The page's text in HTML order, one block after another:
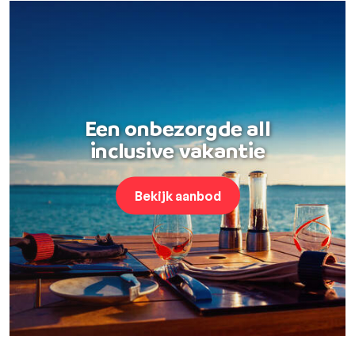
Een onbezorgde all
inclusive vakantie
Bekijk aanbod